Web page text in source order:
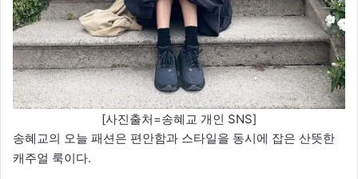
[사진출처=송혜교 개인 SNS]
송혜교의 오늘 패션은 편안함과 스타일을 동시에 잡은 산뜻한
캐주얼 룩이다.